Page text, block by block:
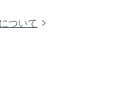
ついて